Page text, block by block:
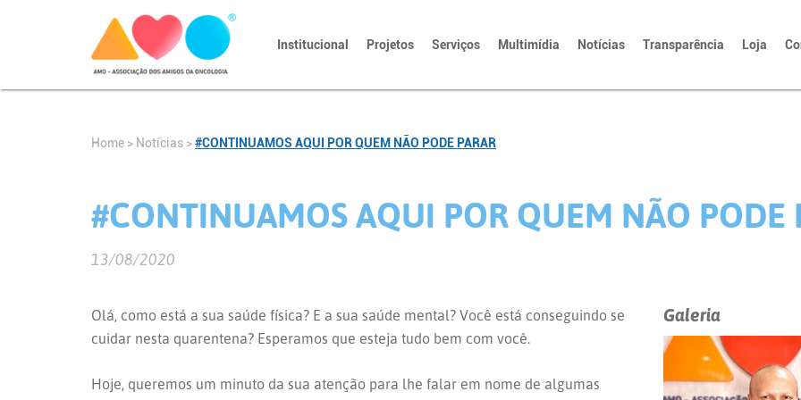
Institucional Projetos Serviços Multimídia Notícias Transparência Loja
Home > Notícias >#CONTINUAMOS AQUI POR QUEM NÃO PODE PARAR
#CONTINUAMOS AQUI POR QUEM NÃO PODE
13/08/2020
Galeria
Olá, como está a sua saúde física? E a sua saúde mental? Você está conseguindo se
cuidar nesta quarentena? Esperamos que esteja tudo bem com você.
Hoje, queremos um minuto da sua atenção para lhe falar em nome de algumas